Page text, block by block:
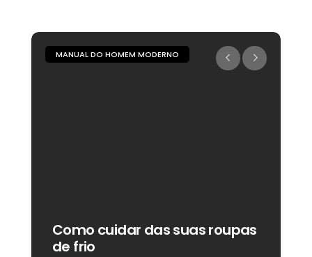
MANUAL DO HOMEM MODERNO
Como cuidar das suas roupas
de frio